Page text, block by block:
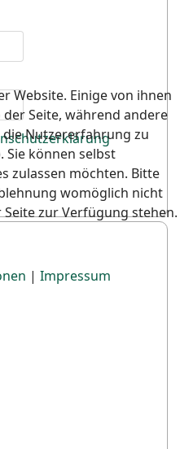
Website. Einige von ihnen
Seite, während andere
die Nutzererfahrung zu
Sie können selbst
zulassen möchten. Bitte
womöglich nicht
zur Verfügung stehen.
| Impressum